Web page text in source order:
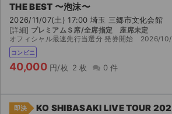
THE BEST 〜泡沫〜
2026/11/07(土) 17:00 埼玉 三郷市文化会館
[詳細] プレミアムＳ席/全席指定 座席未定
オフィシャル最速先行当選分 発券開始 2026/10/24(土)12:00 ※公演中止の場合、券面
コンビニ
40,000 円/枚 2 枚 0 件
即決
KO SHIBASAKI LIVE TOUR